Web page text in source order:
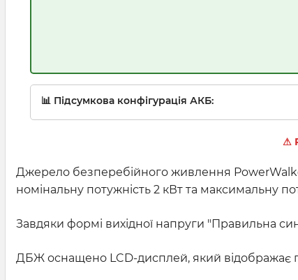
📊 Підсумкова конфігурація АКБ:
⚠
Джерело безперебійного живлення
номінальну потужність 2 кВт та максимальну
Завдяки формі вихідної напруги "Правильна
ДБЖ оснащено LCD-дисплей, який відображає